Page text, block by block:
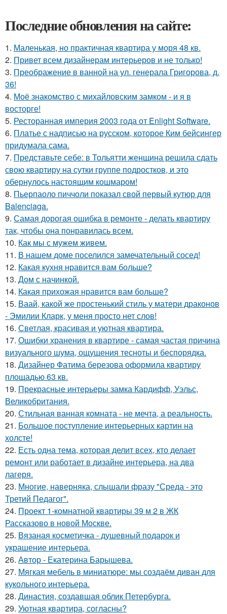
Последние обновления на сайте:
1. Маленькая, но практичная квартира у моря 48 кв.
2. Привет всем дизайнерам интерьеров и не только!
3. Преображение в ванной на ул. генерала Григорова, д.
36!
4. Моё знакомство с михайловским замком - и я в
восторге!
5. Ресторанная империя 2003 года от Enlight Software.
6. Платье с надписью на русском, которое Ким бейсингер
придумала сама.
7. Представьте себе: в Тольятти женщина решила сдать
свою квартиру на сутки группе подростков, и это
обернулось настоящим кошмаром!
8. Пьерпаоло пиччоли показал свой первый кутюр для
Balenciaga.
9. Самая дорогая ошибка в ремонте - делать квартиру
так, чтобы она понравилась всем.
10. Как мы с мужем живем.
11. В нашем доме поселился замечательный сосед!
12. Какая кухня нравится вам больше?
13. Дом с начинкой.
14. Какая прихожая нравится вам больше?
15. Ваай, какой же простенький стиль у матери драконов
- Эмилии Кларк, у меня просто нет слов!
16. Светлая, красивая и уютная квартира.
17. Ошибки хранения в квартире - самая частая причина
визуального шума, ощущения тесноты и беспорядка.
18. Дизайнер Фатима березова оформила квартиру
площадью 63 кв.
19. Прекрасные интерьеры замка Кардифф, Уэльс,
Великобритания.
20. Стильная ванная комната - не мечта, а реальность.
21. Большое поступление интерьерных картин на
холсте!
22. Есть одна тема, которая делит всех, кто делает
ремонт или работает в дизайне интерьера, на два
лагеря.
23. Многие, наверняка, слышали фразу "Среда - это
Третий Педагог".
24. Проект 1-комнатной квартиры 39 м 2 в ЖК
Рассказово в новой Москве.
25. Вязаная косметичка - душевный подарок и
украшение интерьера.
26. Автор - Екатерина Барышева.
27. Мягкая мебель в миниатюре: мы создаём диван для
кукольного интерьера.
28. Династия, создавшая облик Петербурга.
29. Уютная квартира, согласны?